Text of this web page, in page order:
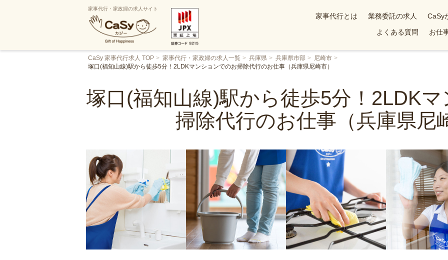
家事代行・家政婦の求人サイト
家事代行とは 業務委託の求人 CaSy
よくある質問
お仕
CaSy 家事代行求人 TOP 家事代行・家政婦の求人一覧 兵庫県 兵庫県市部
尼崎市
塚口(福知山線)駅から徒歩5分！2LDKマンションでのお掃除代行のお仕事（兵庫県尼崎市）
塚口(福知山線)駅から徒歩5分！2LDK
掃除代行のお仕事（兵庫県尼